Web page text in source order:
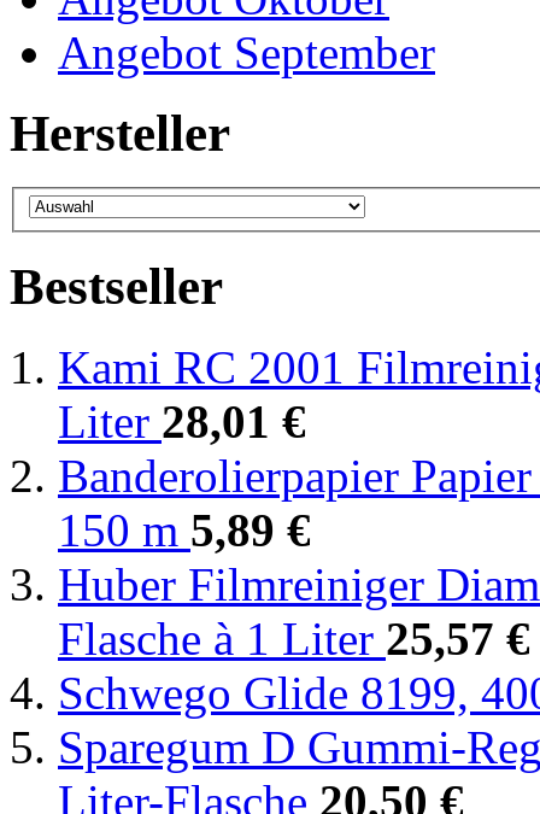
Angebot September
Hersteller
Bestseller
Kami RC 2001
Liter 28,01 €
Banderolierpapier
150 m 5,89 €
Huber Filmreiniger
Flasche à 1 Liter 25,57 €
Schwego Glide 8199,
Sparegum D Gummi-
Liter-Flasche 20,50 €